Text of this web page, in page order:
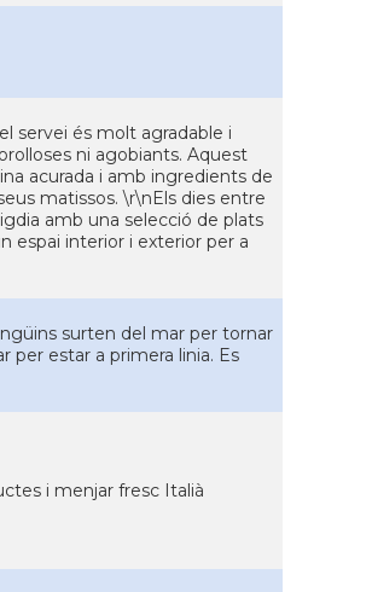
servei és molt agradable i
ni agobiants. Aquest
acurada i amb ingredients de
matissos. \r\nEls dies entre
amb una selecció de plats
espai interior i exterior per a
surten del mar per tornar
per estar a primera linia. Es
i menjar fresc Italià